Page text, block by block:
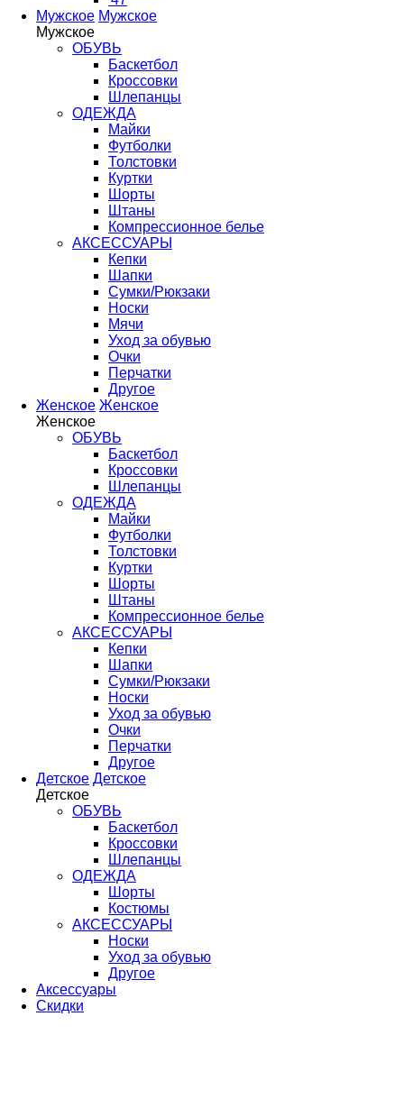
Мужское Мужское
Мужское
ОБУВЬ
Баскетбол
Кроссовки
Шлепанцы
ОДЕЖДА
Майки
Футболки
Толстовки
Куртки
Шорты
Штаны
Компрессионное белье
АКСЕССУАРЫ
Кепки
Шапки
Сумки/Рюкзаки
Носки
Мячи
Уход за обувью
Очки
Перчатки
Другое
Женское Женское
Женское
ОБУВЬ
Баскетбол
Кроссовки
Шлепанцы
ОДЕЖДА
Майки
Футболки
Толстовки
Куртки
Шорты
Штаны
Компрессионное белье
АКСЕССУАРЫ
Кепки
Шапки
Сумки/Рюкзаки
Носки
Уход за обувью
Очки
Перчатки
Другое
Детское Детское
Детское
ОБУВЬ
Баскетбол
Кроссовки
Шлепанцы
ОДЕЖДА
Шорты
Костюмы
АКСЕССУАРЫ
Носки
Уход за обувью
Другое
Аксессуары
Скидки